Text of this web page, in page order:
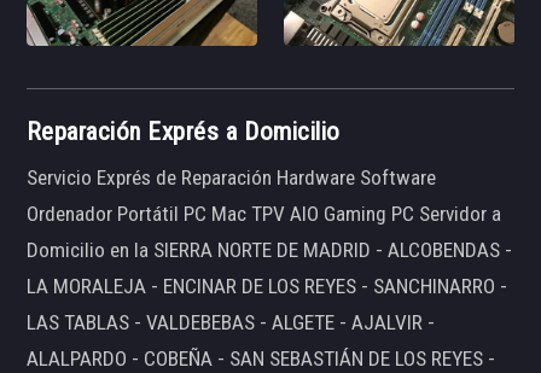
Reparación Exprés a Domicilio
Servicio Exprés de Reparación Hardware Software
Ordenador Portátil PC Mac TPV AIO Gaming PC Servidor a
Domicilio en la SIERRA NORTE DE MADRID - ALCOBENDAS -
LA MORALEJA - ENCINAR DE LOS REYES - SANCHINARRO -
LAS TABLAS - VALDEBEBAS - ALGETE - AJALVIR -
ALALPARDO - COBEÑA - SAN SEBASTIÁN DE LOS REYES -